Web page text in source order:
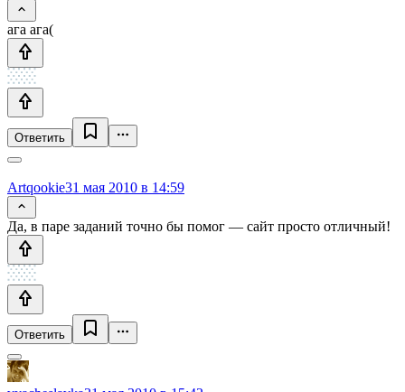
ага ага(
Ответить
Artqookie31 мая 2010 в 14:59
Да, в паре заданий точно бы помог — сайт просто отличный!
Ответить